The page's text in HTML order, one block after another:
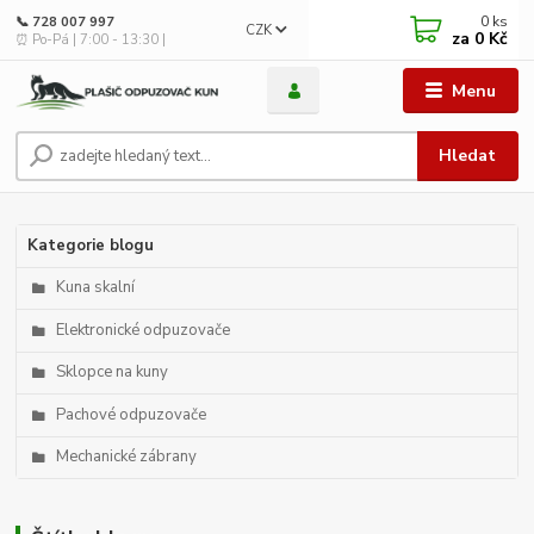
Menu
CZK
Hledat
📞 728 007 997
⏰ Po-Pá | 7:00 - 13:30 |
0 ks
za 0 Kč
Kategorie blogu
Kuna skalní
Elektronické odpuzovače
Sklopce na kuny
Pachové odpuzovače
Mechanické zábrany